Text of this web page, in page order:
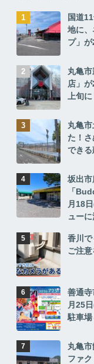
国道
地に
プ」
丸亀
店」
上旬
丸亀
た！
できる
坂出
「
月18
ューに
香川
ご注
善通
月25
駐車
丸亀
ファ